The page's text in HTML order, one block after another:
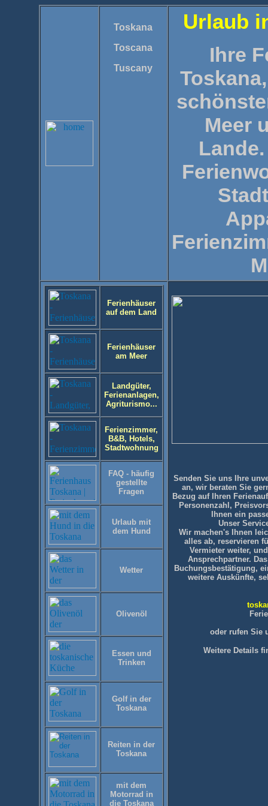
Toskana
Toscana
Tuscany
Urlaub
Ihre
Meer
Lande.
Ferienhäuser
auf dem Land
Ferienhäuser
am Meer
Landgüter,
Ferienanlagen,
Agriturismo...
Ferienzimmer,
B&B, Hotels,
Stadtwohnung
FAQ - häufig
gestellte
Fragen
Urlaub mit
dem Hund
Wetter
Olivenöl
Essen und
Trinken
Golf in der
Toskana
Reiten in der
Toskana
mit dem
Motorrad in
die Toskana
Senden Sie uns Ihre
an, wir beraten Sie
Bezug auf Ihren
Personenzahl,
Ihnen ein
Unser
Wir machen's Ihnen
alles ab, reservieren
Vermieter weiter,
Ansprechpartner.
Buchungsbestätigung,
weitere Auskünfte,
oder rufen Sie
Weitere Details